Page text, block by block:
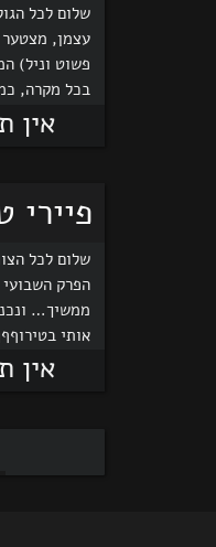
שלום לכל
עצמן, מצטער
פשוט וניל)
בכל מקרה,
אין
פיירי טייל 2014 פרק 16
שלום לכל
הפרק השבועי
ממשיך…
אותי
אין